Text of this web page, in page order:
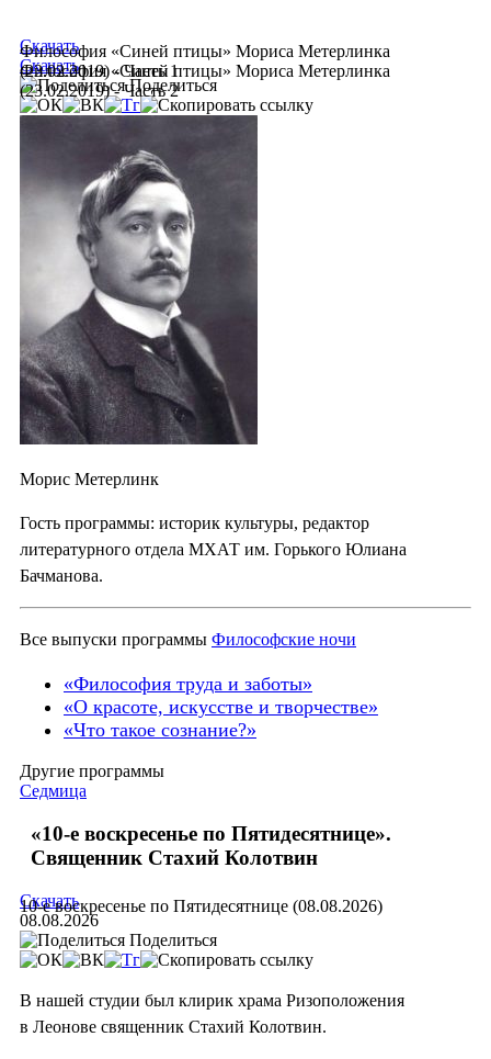
Философия «Синей птицы» Мориса Метерлинка
(23.02.2019) - Часть 1
Скачать
Философия «Синей птицы» Мориса Метерлинка
(23.02.2019) - Часть 2
Скачать
Поделиться
Морис Метерлинк
Гость программы: историк культуры, редактор
литературного отдела МХАТ им. Горького Юлиана
Бачманова.
Все выпуски программы Философские ночи
«Философия труда и заботы»
«О красоте, искусстве и творчестве»
«Что такое сознание?»
Другие программы
Седмица
«10-е воскресенье по Пятидесятнице».
Священник Стахий Колотвин
10-е воскресенье по Пятидесятнице (08.08.2026)
Скачать
08.08.2026
Поделиться
В нашей студии был клирик храма Ризоположения
в Леонове священник Стахий Колотвин.